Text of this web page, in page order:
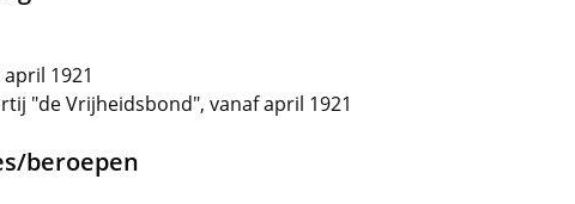
1921
"de Vrijheidsbond", vanaf april 1921
beroepen